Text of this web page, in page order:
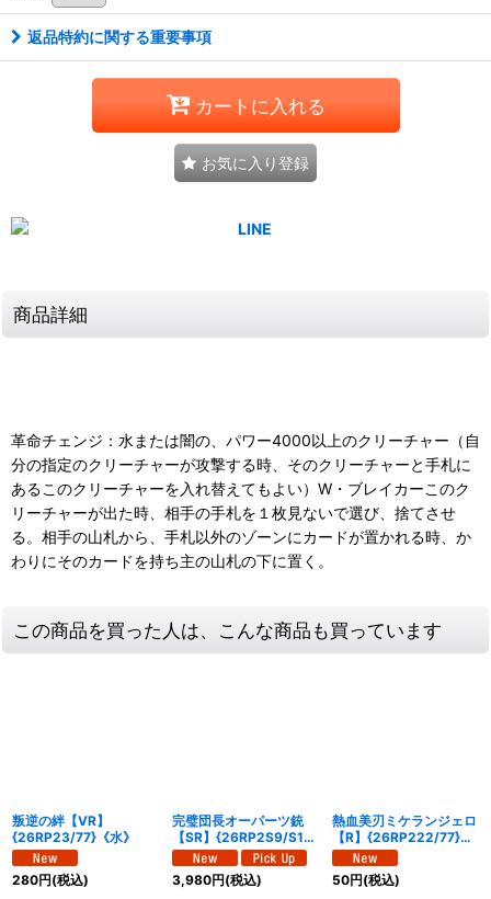
返品特約に関する重要事項
カートに入れる
お気に入り登録
商品詳細
革命チェンジ：水または闇の、パワー4000以上のクリーチャー（自
分の指定のクリーチャーが攻撃する時、そのクリーチャーと手札に
あるこのクリーチャーを入れ替えてもよい）W・ブレイカーこのク
リーチャーが出た時、相手の手札を１枚見ないで選び、捨てさせ
る。相手の山札から、手札以外のゾーンにカードが置かれる時、か
わりにそのカードを持ち主の山札の下に置く。
この商品を買った人は、こんな商品も買っています
叛逆の絆【VR】
{26RP23/77}《水》
280円(税込)
完璧団長オーパーツ銃
【SR】{26RP2S9/S11}
《多》
3,980円(税込)
熱血美刃ミケランジェロ
【R】{26RP222/77}
《多》
50円(税込)